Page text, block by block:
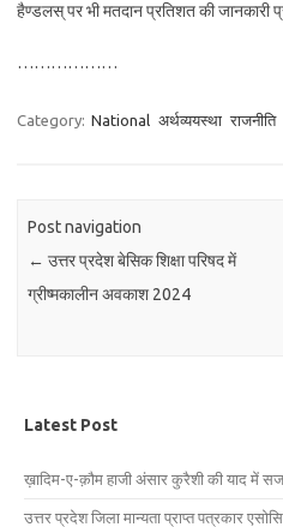
हैण्डलस् पर भी मतदान प्रतिशत की जानकारी
………………
Category: National अर्थव्ययस्था राजनीति
Post navigation
← उत्तर प्रदेश बेसिक शिक्षा परिषद में
ग्रीष्मकालीन अवकाश 2024
Latest Post
ख़ादिम-ए-क़ौम हाजी अंसार कुरैशी की याद में
उत्तर प्रदेश जिला मान्यता प्राप्त पत्रकार